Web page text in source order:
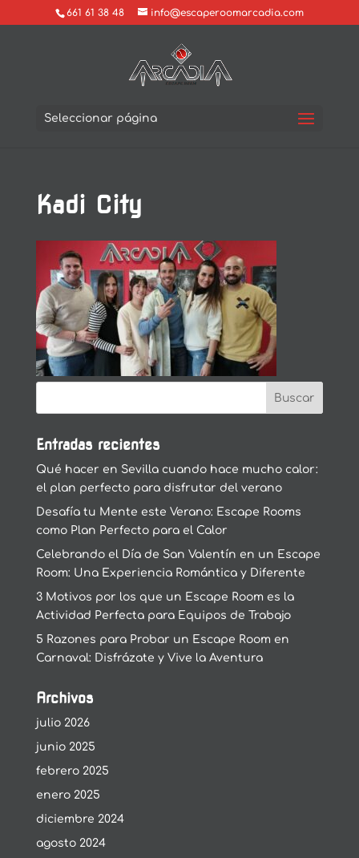
661 61 38 48 info@escaperoomarcadia.com
Seleccionar página
Kadi City
Entradas recientes
Qué hacer en Sevilla cuando hace mucho calor:
el plan perfecto para disfrutar del verano
Desafía tu Mente este Verano: Escape Rooms
como Plan Perfecto para el Calor
Celebrando el Día de San Valentín en un Escape
Room: Una Experiencia Romántica y Diferente
3 Motivos por los que un Escape Room es la
Actividad Perfecta para Equipos de Trabajo
5 Razones para Probar un Escape Room en
Carnaval: Disfrázate y Vive la Aventura
Archivos
julio 2026
junio 2025
febrero 2025
enero 2025
diciembre 2024
agosto 2024